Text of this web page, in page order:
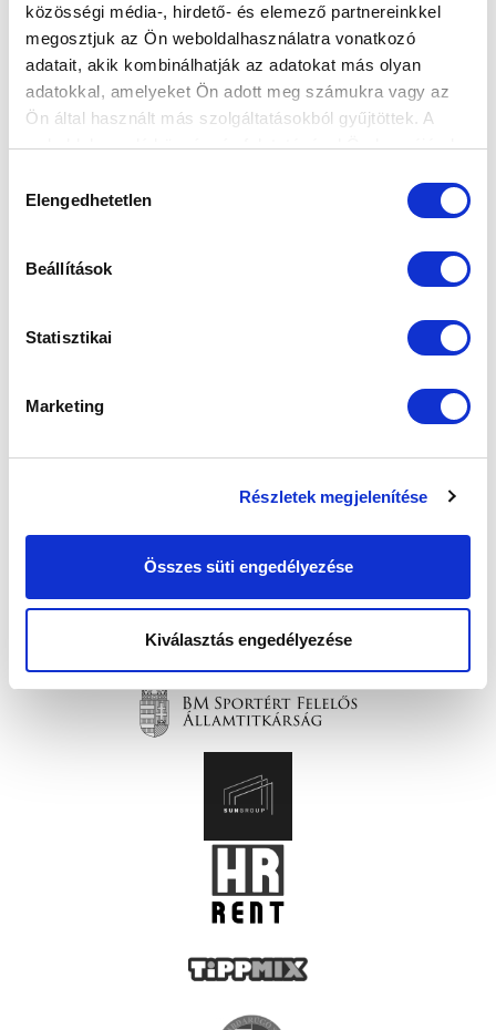
közösségi média-, hirdető- és elemező partnereinkkel
megosztjuk az Ön weboldalhasználatra vonatkozó
adatait, akik kombinálhatják az adatokat más olyan
adatokkal, amelyeket Ön adott meg számukra vagy az
Ön által használt más szolgáltatásokból gyűjtöttek. A
weboldalon való böngészés folytatásával Ön hozzájárul a
kiválasztása
Elengedhetetlen
Beállítások
Statisztikai
Marketing
Részletek megjelenítése
Összes süti engedélyezése
Kiválasztás engedélyezése
Elfogadom az Adatvédelmi tájékoztatót
FELIRATKOZOM